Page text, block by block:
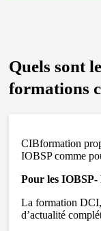
Quels sont
formations
CIBformation
IOBSP comme
Pour les
La formation
d’actualité